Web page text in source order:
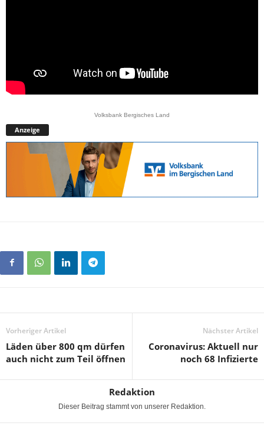
Volksbank Bergisches Land
Anzeige
Vorheriger Artikel
Läden über 800 qm dürfen
auch nicht zum Teil öffnen
Nächster Artikel
Coronavirus: Aktuell nur
noch 68 Infizierte
Redaktion
Dieser Beitrag stammt von unserer Redaktion.